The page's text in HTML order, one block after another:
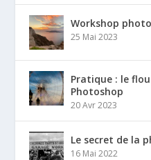
Workshop
25 Mai 2023
Pratique : le
Photoshop
20 Avr 2023
Le secret de la
16 Mai 2022